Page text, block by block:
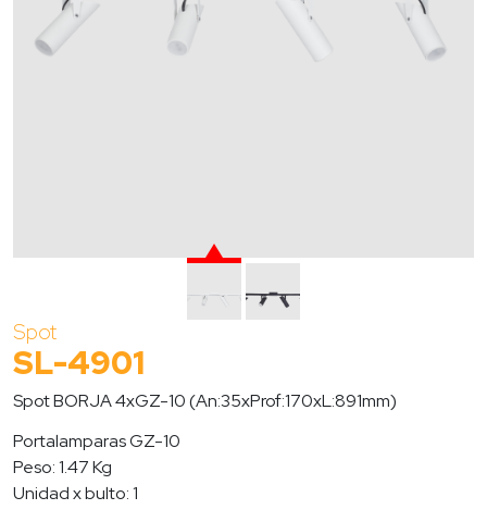
Spot
SL-4901
Spot BORJA 4xGZ-10 (An:35xProf:170xL:891mm)
Portalamparas GZ-10
Peso: 1.47 Kg
Unidad x bulto: 1